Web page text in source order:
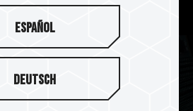
Español
Deutsch